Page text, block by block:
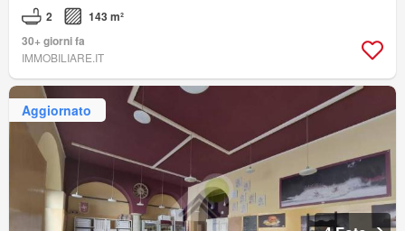
2
143 m²
30+ giorni fa
IMMOBILIARE.IT
Aggiornato